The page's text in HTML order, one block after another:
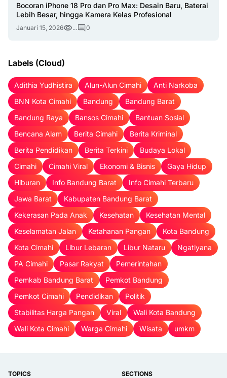
Bocoran iPhone 18 Pro dan Pro Max: Desain Baru, Baterai
Lebih Besar, hingga Kamera Kelas Profesional
Januari 15, 2026 ... 0
Labels (Cloud)
Adithia Yudhistira Alun-Alun Cimahi
Anti Narkoba
BNN Kota Cimahi
Bandung
Bandung Barat
Bandung Raya
Bansos Cimahi
Bantuan Sosial
Bencana Alam
Berita Cimahi
Berita Kriminal
Berita Pendidikan
Berita Terkini
Budaya Lokal
Cimahi
Cimahi Viral Ekonomi & Bisnis
Gaya Hidup
Hiburan
Info Bandung Barat
Info Cimahi Terbaru
Jawa Barat
Kabupaten Bandung Barat
Kekerasan Pada Anak
Kesehatan
Kesehatan Mental
Keselamatan Jalan
Ketahanan Pangan
Kota Bandung
Kota Cimahi
Libur Lebaran Libur Nataru
Ngatiyana
PA Cimahi
Pasar Rakyat
Pemerintahan
Pemkab Bandung Barat
Pemkot Bandung
Pemkot Cimahi
Pendidikan
Politik
Stabilitas Harga Pangan
Viral
Wali Kota Bandung
Wali Kota Cimahi
Warga Cimahi Wisata umkm
TOPICS SECTIONS